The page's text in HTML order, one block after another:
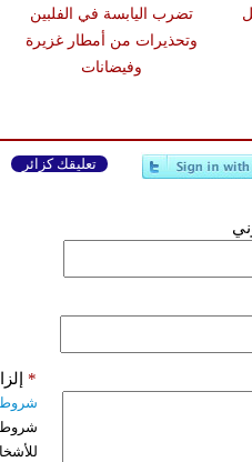
تضرب اليابسة في الفلبين
وتحذيرات من أمطار غزيرة
وفيضانات
تعليقك كزائر
*
شروط
شروط